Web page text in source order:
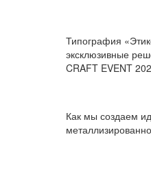
Типография
эксклюзивные
CRAFT EVENT
Как мы создаем